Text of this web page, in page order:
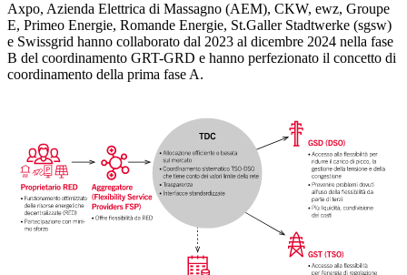
Axpo, Azienda Elettrica di Massagno (AEM), CKW, ewz, Groupe
E, Primeo Energie, Romande Energie, St.Galler Stadtwerke (sgsw)
e Swissgrid hanno collaborato dal 2023 al dicembre 2024 nella fase
B del coordinamento GRT-GRD e hanno perfezionato il concetto di
coordinamento della prima fase A.